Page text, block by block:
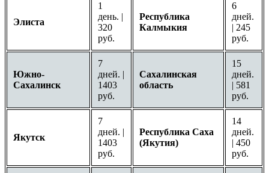
Элиста
1
день. |
320
руб.
Республика
Калмыкия
6
дней.
| 245
руб.
Южно-
Сахалинск
7
дней. |
1403
руб.
Сахалинская
область
15
дней.
| 581
руб.
Якутск
7
дней. |
1403
руб.
Республика Саха
(Якутия)
14
дней.
| 450
руб.